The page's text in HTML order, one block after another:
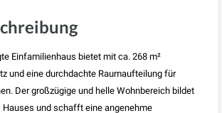
Einfamilienhaus bietet mit ca. 268 m²
und eine durchdachte Raumaufteilung für
Der großzügige und helle Wohnbereich bildet
und schafft eine angenehme